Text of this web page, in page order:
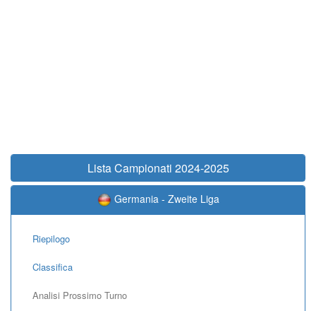
Lista Campionati 2024-2025
Germania - Zweite Liga
Riepilogo
Classifica
Analisi Prossimo Turno